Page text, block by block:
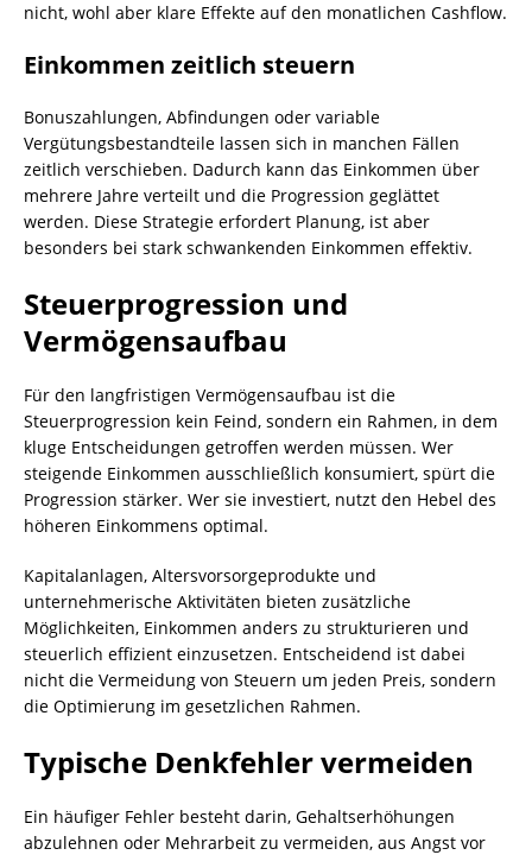
nicht, wohl aber klare Effekte auf den monatlichen Cashflow.
Einkommen zeitlich steuern
Bonuszahlungen, Abfindungen oder variable
Vergütungsbestandteile lassen sich in manchen Fällen
zeitlich verschieben. Dadurch kann das Einkommen über
mehrere Jahre verteilt und die Progression geglättet
werden. Diese Strategie erfordert Planung, ist aber
besonders bei stark schwankenden Einkommen effektiv.
Steuerprogression und
Vermögensaufbau
Für den langfristigen Vermögensaufbau ist die
Steuerprogression kein Feind, sondern ein Rahmen, in dem
kluge Entscheidungen getroffen werden müssen. Wer
steigende Einkommen ausschließlich konsumiert, spürt die
Progression stärker. Wer sie investiert, nutzt den Hebel des
höheren Einkommens optimal.
Kapitalanlagen, Altersvorsorgeprodukte und
unternehmerische Aktivitäten bieten zusätzliche
Möglichkeiten, Einkommen anders zu strukturieren und
steuerlich effizient einzusetzen. Entscheidend ist dabei
nicht die Vermeidung von Steuern um jeden Preis, sondern
die Optimierung im gesetzlichen Rahmen.
Typische Denkfehler vermeiden
Ein häufiger Fehler besteht darin, Gehaltserhöhungen
abzulehnen oder Mehrarbeit zu vermeiden, aus Angst vor